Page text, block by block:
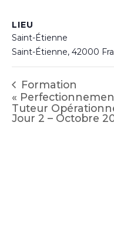
LIEU
Saint-Étienne
Saint-Étienne, 42000
Formation
«
Tuteur
Jour 2 – Octobre